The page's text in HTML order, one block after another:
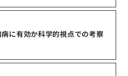
に有効か科学的視点での考察